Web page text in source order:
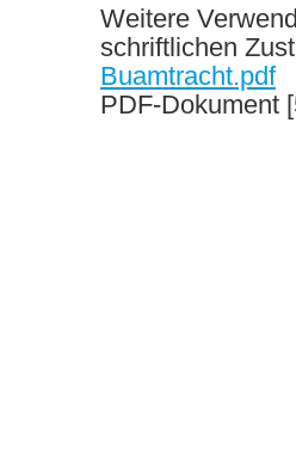
Weitere
schriftlichen
Buamtracht.pdf
PDF-Dokument